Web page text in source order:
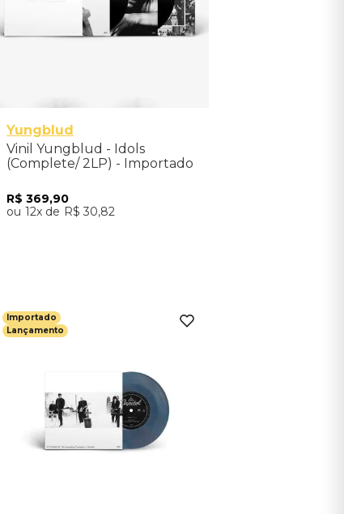
Yungblud
Vinil Yungblud - Idols
(Complete/ 2LP) - Importado
R$ 369,90
12
R$ 30,82
Importado
Lançamento